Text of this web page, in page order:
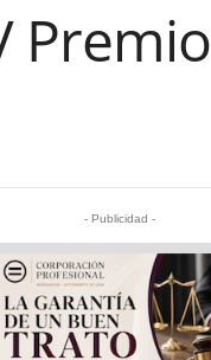
Premio
- Publicidad -